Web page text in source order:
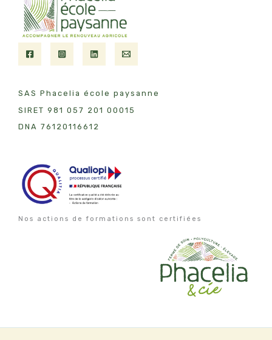
SAS Phacelia école paysanne
SIRET 981 057 201 00015
DNA 7612011 6612
Nos actions de formations sont certifiées